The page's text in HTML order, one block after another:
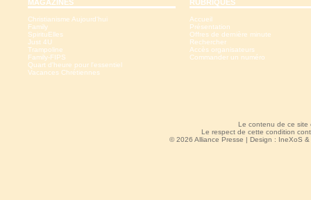
MAGAZINES
Christianisme Aujourd'hui
Family
SpirituElles
Just 4U
Trampoline
Family-FIPS
Quart d'heure pour l'essentiel
Vacances Chrétiennes
RUBRIQUES
Accueil
Présentation
Offres de dernière minute
Rechercher
Accès organisateurs
Commander un numéro
Le contenu de ce site
Le respect de cette condition
© 2026 Alliance Presse | Design : IneXoS &